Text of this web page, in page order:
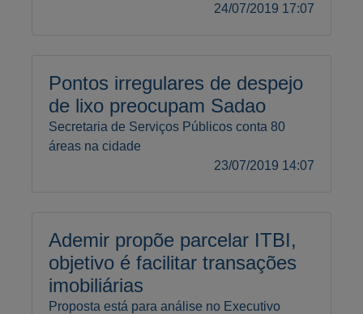
24/07/2019 17:07
Pontos irregulares de despejo
de lixo preocupam Sadao
Secretaria de Serviços Públicos conta 80
áreas na cidade
23/07/2019 14:07
Ademir propõe parcelar ITBI,
objetivo é facilitar transações
imobiliárias
Proposta está para análise no Executivo